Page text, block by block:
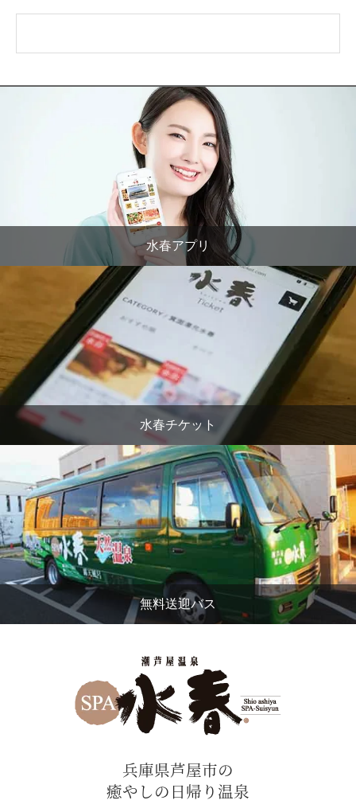
水春アプリ
水春チケット
無料送迎バス
兵庫県芦屋市の
癒やしの日帰り温泉